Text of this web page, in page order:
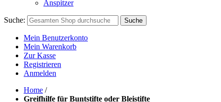
Anspitzer
Suche: Suche
Mein Benutzerkonto
Mein Warenkorb
Zur Kasse
Registrieren
Anmelden
Home /
Greifhilfe für Buntstifte oder Bleistifte